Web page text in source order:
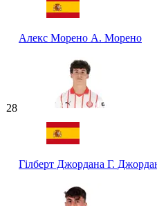
Алекс Морено А. Морено
28
Гілберт Джордана Г.